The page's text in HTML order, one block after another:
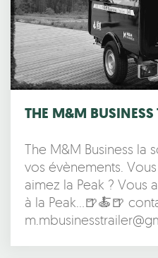
THE M&M BUSINESS
The M&M Business la
vos évènements.
aimez la Peak ? Vous
à la Peak…🍺🍝🍺